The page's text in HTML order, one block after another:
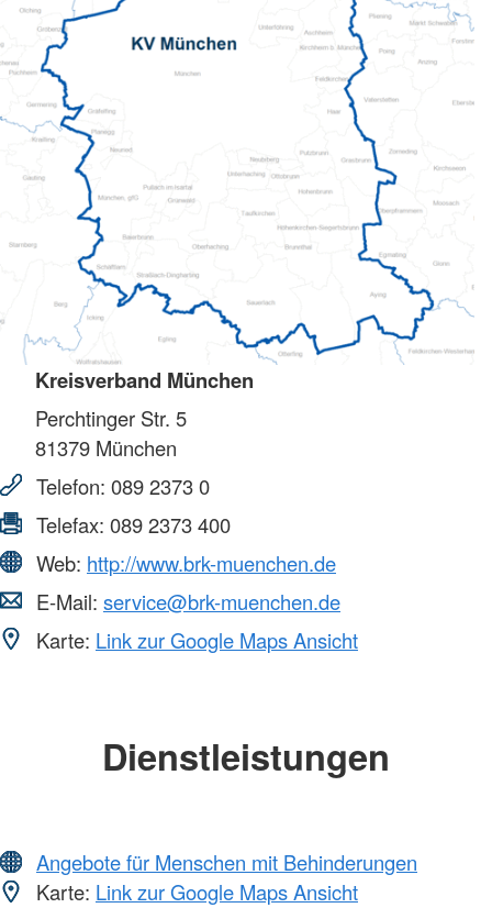
Kreisverband München
Perchtinger Str. 5
81379 München
Telefon: 089 2373 0
Telefax: 089 2373 400
Web: http://www.brk-muenchen.de
E-Mail: service@brk-muenchen.de
Karte: Link zur Google Maps Ansicht
Dienstleistungen
Angebote für Menschen mit Behinderungen
Karte: Link zur Google Maps Ansicht